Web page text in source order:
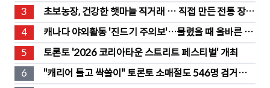
트리트 바뀐다”
3
초보농장, 건강한 햇마늘 직거래 … 직접 만든 전통 장류
도 판매
4
캐나다 야외활동 '진드기 주의보'…물렸을 때 올바른 대
처법은?
5
토론토 '2026 코리아타운 스트리트 페스티벌' 개최
6
"캐리어 들고 싹쓸이" 토론토 소매절도 546명 검거…